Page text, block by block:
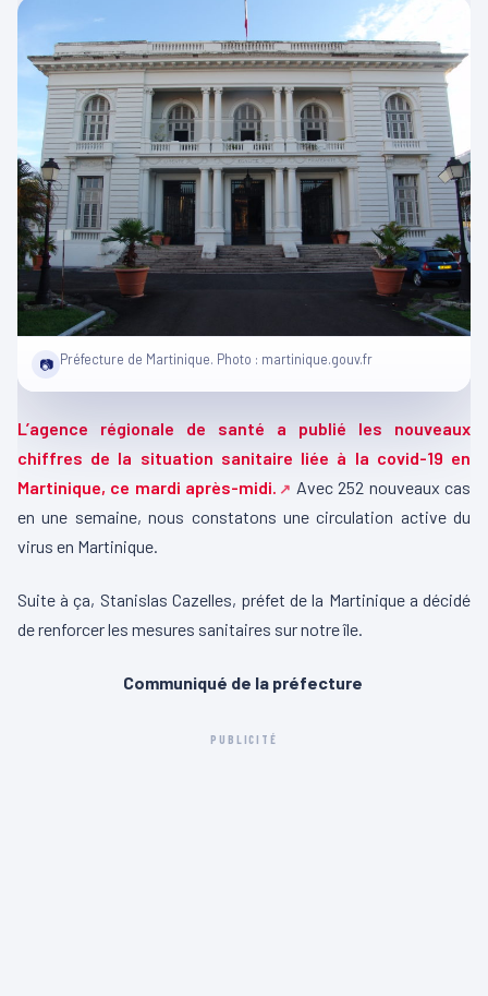
📷 Préfecture de Martinique. Photo : martinique.gouv.fr
L’agence régionale de santé a publié les nouveaux
chiffres de la situation sanitaire liée à la covid-19 en
Martinique, ce mardi après-midi.
Avec 252 nouveaux cas
en une semaine, nous constatons une circulation active du
virus en Martinique.
Suite à ça, Stanislas Cazelles, préfet de la Martinique a décidé
de renforcer les mesures sanitaires sur notre île.
Communiqué de la préfecture
PUBLICITÉ